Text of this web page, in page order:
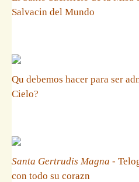
Salvacin del Mundo
Qu debemos hacer para ser
Cielo?
Santa Gertrudis Magna -
con todo su corazn